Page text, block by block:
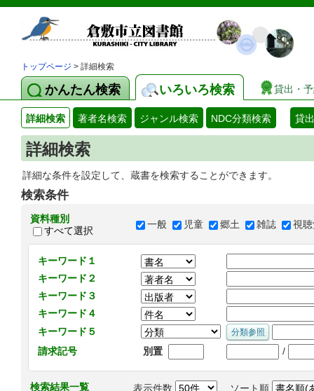
トップページ > 詳細検索
かんたん検索 いろいろ検索 貸出・
詳細検索 著者名検索 ジャンル検索 NDC分類検索 貸
詳細検索
詳細な条件を設定して、蔵書を検索することができます。
検索条件
資料種別
すべて選択
一般 児童 郷土 雑誌 視
キーワード１
キーワード２
キーワード３
キーワード４
キーワード５
請求記号
別置 /
検索結果一覧 表示件数 ソート順